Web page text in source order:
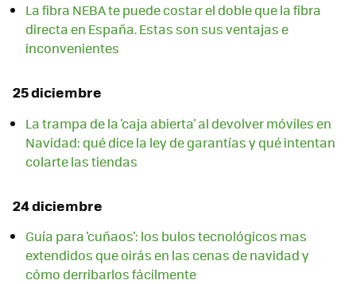
La fibra NEBA te puede costar el doble que la fibra
directa en España. Estas son sus ventajas e
inconvenientes
25 diciembre
La trampa de la 'caja abierta' al devolver móviles en
Navidad: qué dice la ley de garantías y qué intentan
colarte las tiendas
24 diciembre
Guía para 'cuñaos': los bulos tecnológicos mas
extendidos que oirás en las cenas de navidad y
cómo derribarlos fácilmente